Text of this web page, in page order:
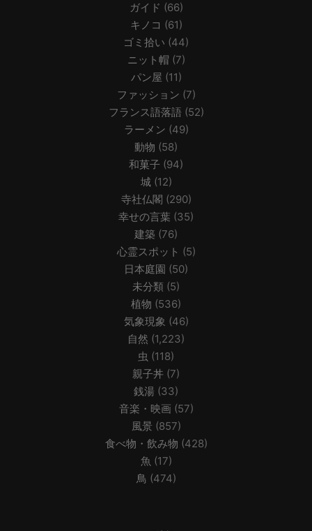
ガイド (66)
キノコ (61)
ゴミ拾い (44)
ニット帽 (7)
パン屋 (11)
ファッション (7)
フランス語落語 (52)
ラーメン (49)
動物 (58)
和菓子 (94)
城(12)
寺社仏閣 (290)
幸せの言葉 (35)
建築 (76)
心霊スポット (5)
日本庭園 (50)
未分類 (5)
植物 (536)
気象現象 (46)
自然 (1,223)
虫 (118)
親子丼 (7)
銭湯 (33)
音楽・映画 (57)
風景(857)
食べ物・飲み物 (428)
魚 (17)
鳥 (474)